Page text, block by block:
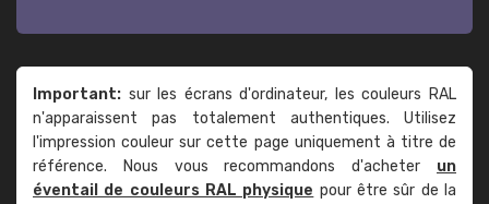
Important: sur les écrans d'ordinateur, les couleurs RAL
n'apparaissent pas totalement authentiques. Utilisez
l'impression couleur sur cette page uniquement à titre de
référence. Nous vous recommandons d'acheter un
éventail de couleurs RAL physique pour être sûr de la